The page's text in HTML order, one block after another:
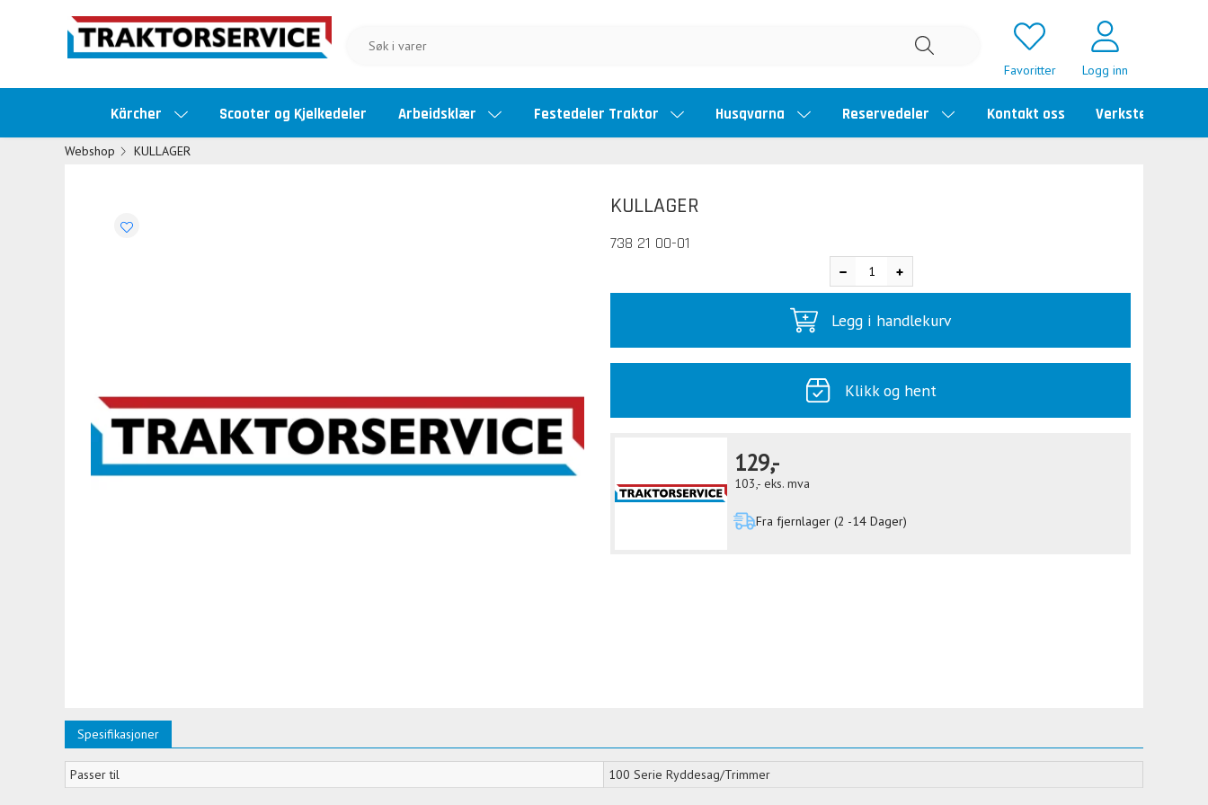
Favoritter Logg inn
Kärcher Scooter og Kjelkedeler Arbeidsklær Festedeler Traktor Husqvarna Reservedeler Kontakt oss Verkstedtime
Webshop KULLAGER
KULLAGER
738 21 00-01
Legg i handlekurv
Klikk og hent
129,-
103,- eks. mva
Fra fjernlager (2 -14 Dager)
Spesifikasjoner
Passer til 100 Serie Ryddesag/Trimmer